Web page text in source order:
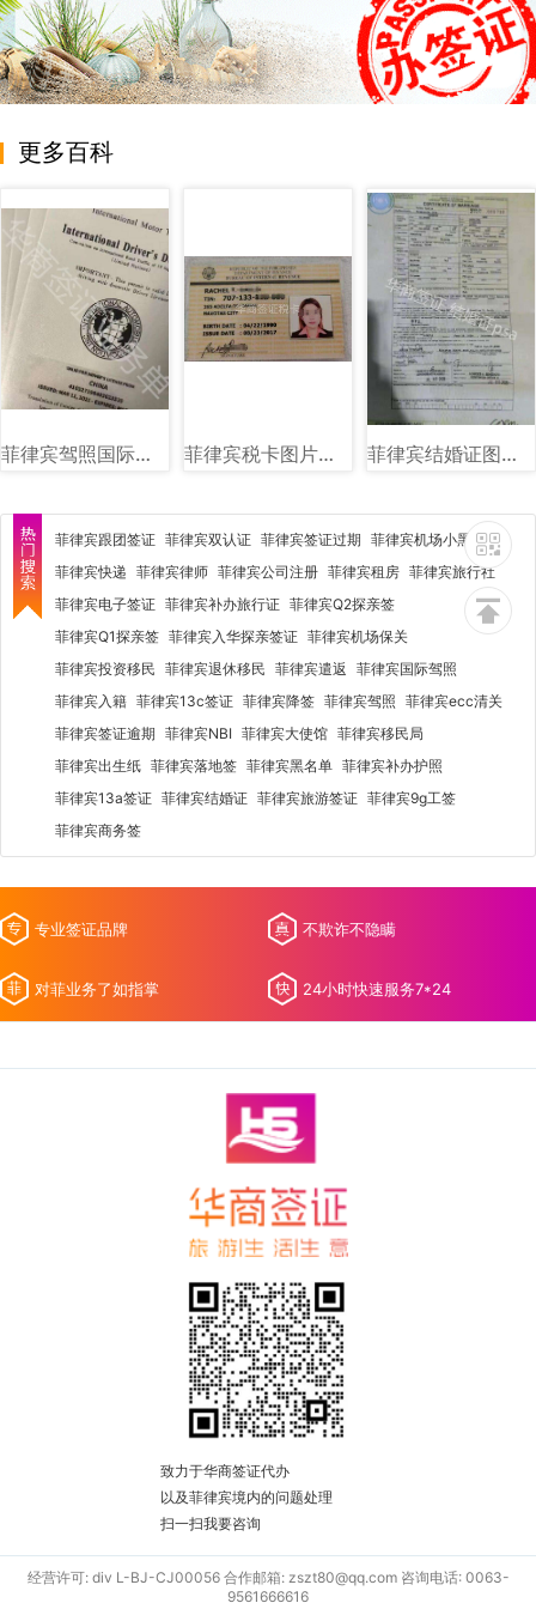
更多百科
菲律宾驾照国际驾照图片样式 菲律宾税卡图片样式讲解 菲律宾结婚证图片样式讲解
菲律宾跟团签证 菲律宾双认证 菲律宾签证过期 菲律宾机场小黑屋
菲律宾快递 菲律宾律师 菲律宾公司注册 菲律宾租房 菲律宾旅行社
菲律宾电子签证 菲律宾补办旅行证 菲律宾Q2探亲签
菲律宾Q1探亲签 菲律宾入华探亲签证 菲律宾机场保关
菲律宾投资移民 菲律宾退休移民 菲律宾遣返
菲律宾国际驾照
菲律宾入籍 菲律宾13c签证 菲律宾降签 菲律宾驾照 菲律宾ecc清关
菲律宾签证逾期 菲律宾NBI 菲律宾大使馆 菲律宾移民局
菲律宾出生纸 菲律宾落地签 菲律宾黑名单 菲律宾补办护照
菲律宾13a签证 菲律宾结婚证 菲律宾旅游签证 菲律宾9g工签
菲律宾商务签
专业签证品牌 不欺诈不隐瞒
对菲业务了如指掌 24小时快速服务7*24
致力于华商签证代办
以及菲律宾境内的问题处理
扫一扫我要咨询
经营许可: div L-BJ-CJ00056 合作邮箱: zszt80@qq.com 咨询电话: 0063-
9561666616